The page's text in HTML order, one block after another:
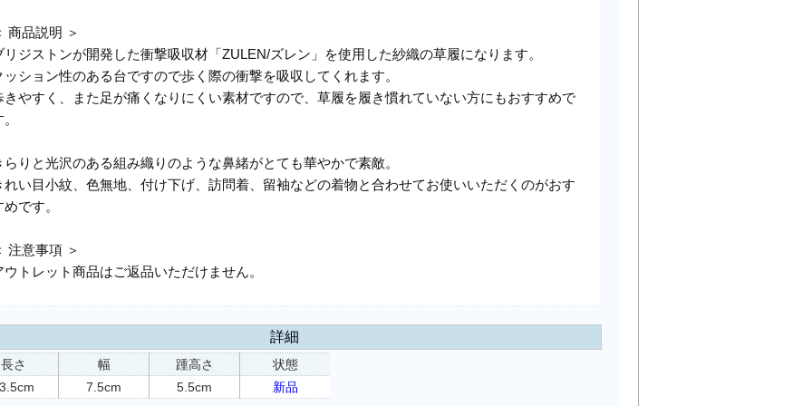
商品説明 ＞
リジストンが開発した衝撃吸収材「ZULEN/ズレン」を使用した紗織の草履になります。
ッション性のある台ですので歩く際の衝撃を吸収してくれます。
きやすく、また足が痛くなりにくい素材ですので、草履を履き慣れていない方にもおすすめで
らりと光沢のある組み織りのような鼻緒がとても華やかで素敵。
れい目小紋、色無地、付け下げ、訪問着、留袖などの着物と合わせてお使いいただくのがおす
めです。
注意事項 ＞
ウトレット商品はご返品いただけません。
詳細
長さ
幅
7.5cm
踵高さ
5.5cm
状態
新品